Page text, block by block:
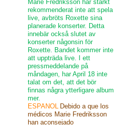
Marie Fredriksson har starkt
rekommenderat inte att spela
live, avbröts Roxette sina
planerade konserter. Detta
innebär också slutet av
konserter någonsin för
Roxette. Bandet kommer inte
att uppträda live. I ett
pressmeddelande på
måndagen, har April 18 inte
talat om det, att det bör
finnas några ytterligare album
mer.
ESPANOL Debido a que los
médicos Marie Fredriksson
han aconsejado